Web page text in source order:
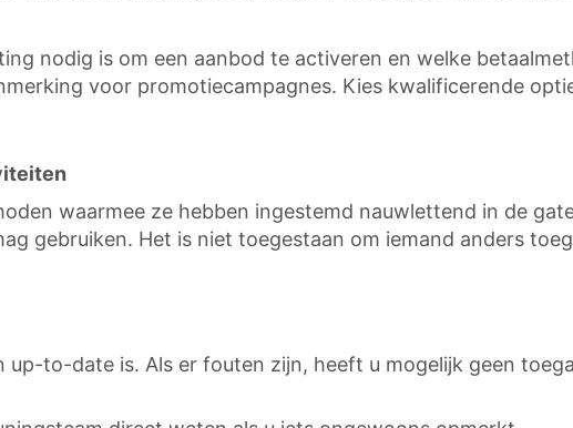
nodig is om een aanbod te activeren en welke
voor promotiecampagnes. Kies kwalificerende
waarmee ze hebben ingestemd nauwlettend in de
gebruiken. Het is niet toegestaan om iemand anders
to-date is. Als er fouten zijn, heeft u mogelijk geen